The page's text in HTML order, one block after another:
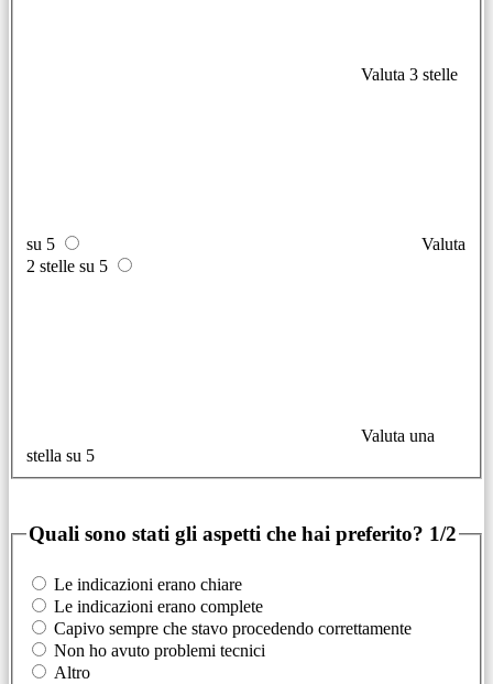
Valuta 3 stelle
su 5
Valuta
2 stelle su 5
Valuta una
stella su 5
Quali sono stati gli aspetti che hai preferito? 1/2
Le indicazioni erano chiare
Le indicazioni erano complete
Capivo sempre che stavo procedendo correttamente
Non ho avuto problemi tecnici
Altro